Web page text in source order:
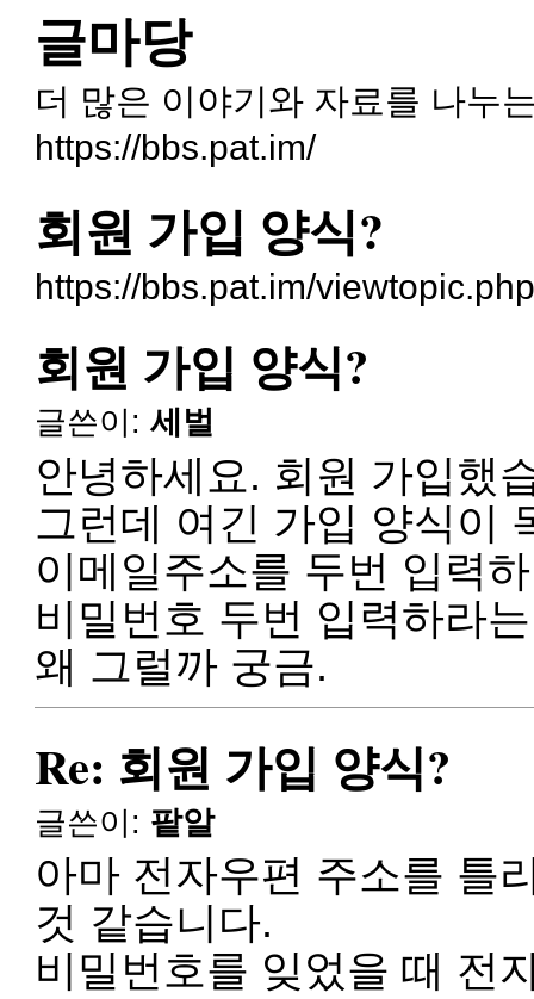
글마당
더 많은 이야기와 자료를 나누
https://bbs.pat.im/
회원 가입 양식?
https://bbs.pat.im/
회원 가입 양식?
글쓴이:세벌
안녕하세요. 회원 가입했
그런데 여긴 가입 양식이
이메일주소를 두번 입력
비밀번호 두번 입력하라
왜 그럴까 궁금.
Re: 회원 가입 양식?
글쓴이: 팥알
아마 전자우편 주소를 틀
것 같습니다.
비밀번호를 잊었을 때 전